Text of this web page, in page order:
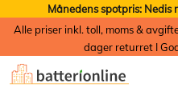
Månedens spotpris: Nedis
Alle priser inkl. toll, moms &
dager returret I